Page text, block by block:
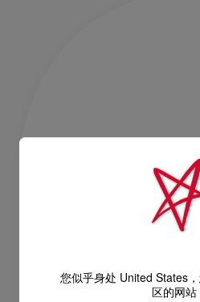
您似乎身处 United States
区的网站